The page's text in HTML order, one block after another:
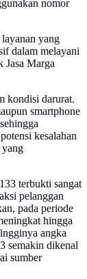
nomor
yang
dalam melayani
Jasa Marga
kondisi darurat.
smartphone
kesalahan
terbukti sangat
pelanggan
pada periode
hingga
angka
semakin dikenal
sumber